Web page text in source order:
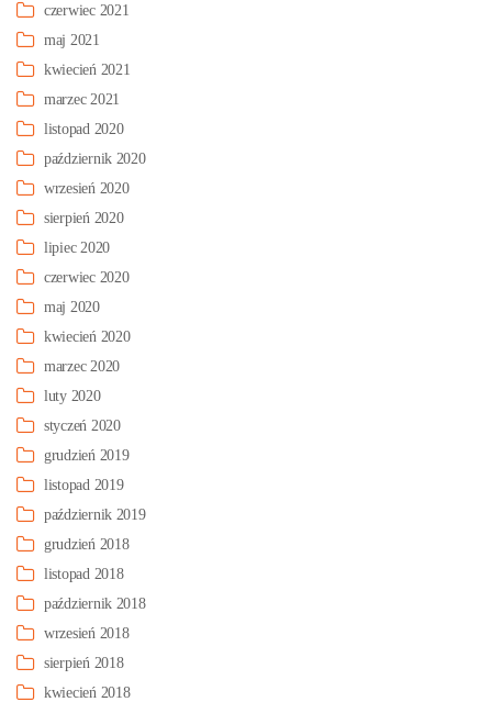
czerwiec 2021
maj 2021
kwiecień 2021
marzec 2021
listopad 2020
październik 2020
wrzesień 2020
sierpień 2020
lipiec 2020
czerwiec 2020
maj 2020
kwiecień 2020
marzec 2020
luty 2020
styczeń 2020
grudzień 2019
listopad 2019
październik 2019
grudzień 2018
listopad 2018
październik 2018
wrzesień 2018
sierpień 2018
kwiecień 2018